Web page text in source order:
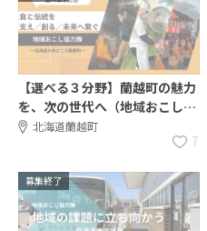
【選べる３分野】蘭越町の魅力
を、次の世代へ（地域おこし協
力隊募集！）
北海道蘭越町
7
募集終了